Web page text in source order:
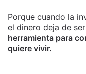
Porque cuando la
el dinero deja de
herramienta para
quiere vivir.